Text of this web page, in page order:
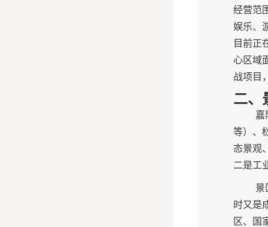
经营范
娱乐、
目前正
心区域
战项目
二、
嘉
等）、
态景观
二是工
景
时又是
区、国